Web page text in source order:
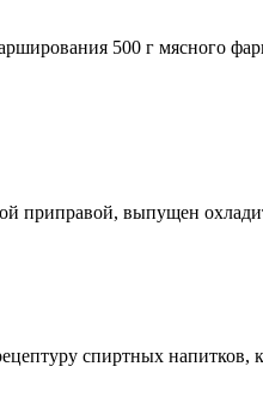
500 г мясного
приправой, выпущен
спиртных